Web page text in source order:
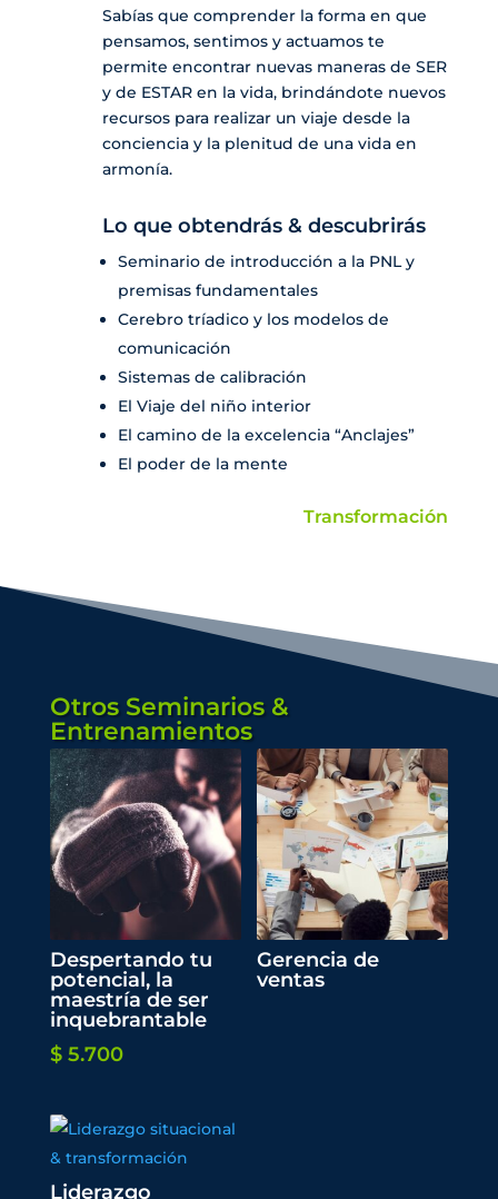
Sabías que comprender la forma en que
pensamos, sentimos y actuamos te
permite encontrar nuevas maneras de SER
y de ESTAR en la vida, brindándote nuevos
recursos para realizar un viaje desde la
conciencia y la plenitud de una vida en
armonía.
Lo que obtendrás & descubrirás
Seminario de introducción a la PNL y
premisas fundamentales
Cerebro tríadico y los modelos de
comunicación
Sistemas de calibración
El Viaje del niño interior
El camino de la excelencia “Anclajes”
El poder de la mente
Transformación
Otros Seminarios &
Entrenamientos
Despertando tu
potencial, la
maestría de ser
inquebrantable
$5.700
Gerencia de
ventas
Liderazgo